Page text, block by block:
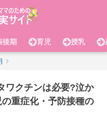
後期 育児 授乳
ワクチンは必要?泣か
重症化・予防接種の